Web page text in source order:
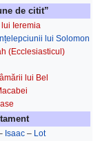
de citit”
lui Ieremia
lui Solomon
(Ecclesiasticul)
lui Bel
Isaac – Lot